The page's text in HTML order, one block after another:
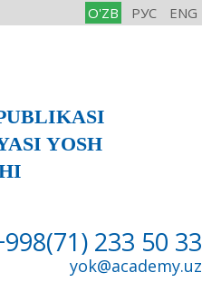
O'ZB РУС ENG
YOSH
233 50 33
yok@academy.uz